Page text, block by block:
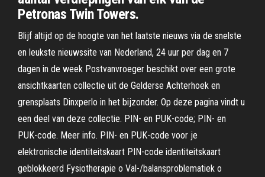
Petronas Twin Towers.
Blijf altijd op de hoogte van het laatste nieuws via de snelste
en leukste nieuwssite van Nederland, 24 uur per dag en 7
dagen in de week Postvanvroeger beschikt over een grote
ansichtkaarten collectie uit de Gelderse Achterhoek en
grensplaats Dinxperlo in het bijzonder. Op deze pagina vindt u
een deel van deze collectie. PIN- en PUK-code; PIN- en
PUK-code. Meer info. PIN- en PUK-code voor je
elektronische identiteitskaart PIN-code identiteitskaart
geblokkeerd Fysiotherapie o Val-/balansproblematiek o